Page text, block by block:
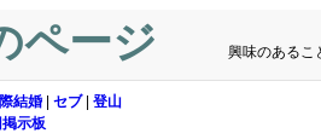
ページ 興味のあるこ
結婚 セブ| 登山
掲示板